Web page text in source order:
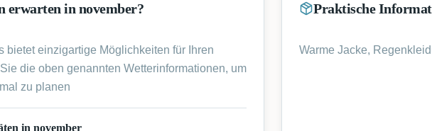
erwarten in november?
bietet einzigartige Möglichkeiten für Ihren
die oben genannten Wetterinformationen, um
zu planen
in november
Praktische
Warme Jacke,